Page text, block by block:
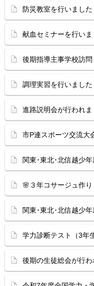
防災教室を行いました
献血セミナーを行いま
後期指導主事学校訪問
調理実習を行いました
進路説明会が行われま
市P連スポーツ交流大
関東･東北･北信越少
🌸３年コサージュ作り
関東･東北･北信越少
学力診断テスト（3年
後期の生徒総会が行わ